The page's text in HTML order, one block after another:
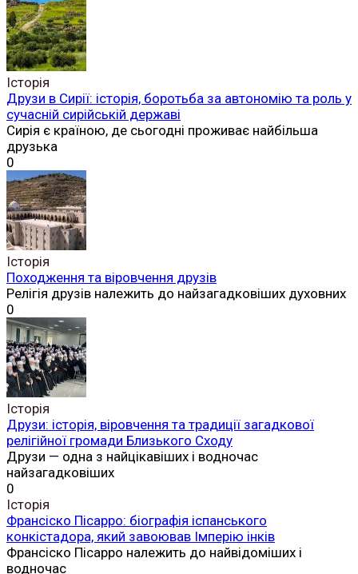
Історія
Друзи в Сирії: історія, боротьба за автономію та роль у
сучасній сирійській державі
Сирія є країною, де сьогодні проживає найбільша
друзька
0
Історія
Походження та віровчення друзів
Релігія друзів належить до найзагадковіших духовних
0
Історія
Друзи: історія, віровчення та традиції загадкової
релігійної громади Близького Сходу
Друзи — одна з найцікавіших і водночас
найзагадковіших
0
Історія
Франсіско Пісарро: біографія іспанського
конкістадора, який завоював Імперію інків
Франсіско Пісарро належить до найвідоміших і
водночас